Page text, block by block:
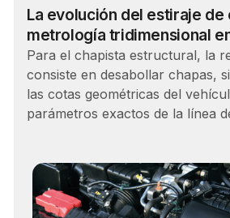
La evolución del estiraje de
metrología tridimensional
Para el chapista estructural, la
consiste en desabollar chapas,
las cotas geométricas del
parámetros exactos de la línea